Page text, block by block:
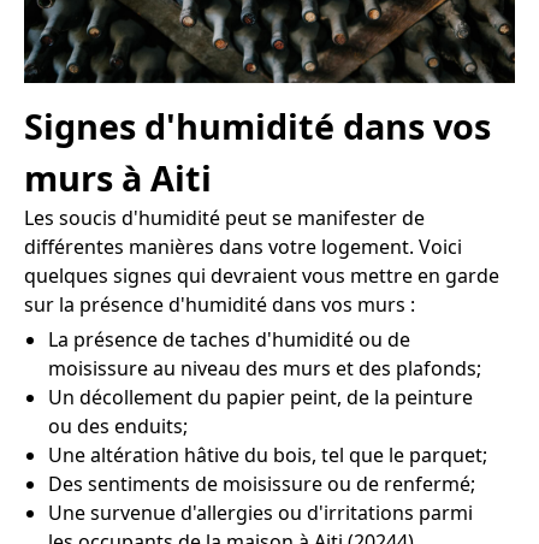
Signes d'humidité dans vos
murs à Aiti
Les soucis d'humidité peut se manifester de
différentes manières dans votre logement. Voici
quelques signes qui devraient vous mettre en garde
sur la présence d'humidité dans vos murs :
La présence de taches d'humidité ou de
moisissure au niveau des murs et des plafonds;
Un décollement du papier peint, de la peinture
ou des enduits;
Une altération hâtive du bois, tel que le parquet;
Des sentiments de moisissure ou de renfermé;
Une survenue d'allergies ou d'irritations parmi